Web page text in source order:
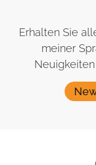
Erhalten Sie
meiner